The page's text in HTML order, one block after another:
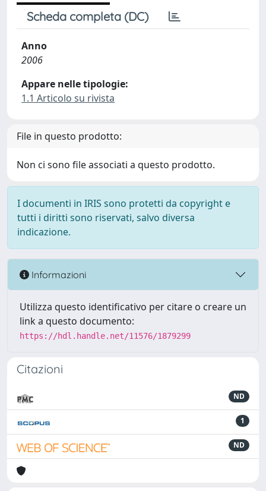
Scheda completa (DC)
Anno
2006
Appare nelle tipologie:
1.1 Articolo su rivista
File in questo prodotto:
Non ci sono file associati a questo prodotto.
I documenti in IRIS sono protetti da copyright e
tutti i diritti sono riservati, salvo diversa
indicazione.
Informazioni
Utilizza questo identificativo per citare o creare un
link a questo documento:
https://hdl.handle.net/11576/1879299
Citazioni
ND
1
ND